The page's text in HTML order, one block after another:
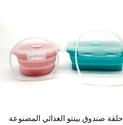
حلقة صندوق بينتو الغذائي المصنوعة